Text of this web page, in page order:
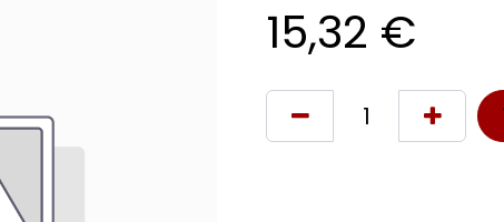
15,32 €